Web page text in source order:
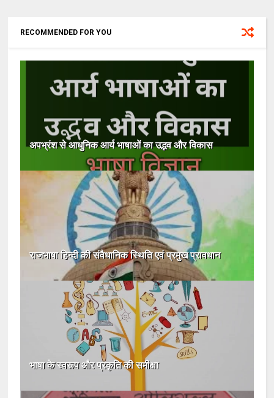
RECOMMENDED FOR YOU
अपभ्रंश से आधुनिक आर्य भाषाओं का उद्भव और विकास
राजभाषा हिन्दी की संवैधानिक स्थिति एवं प्रमुख प्रावधान
भाषा के स्वरूप और प्रकृति की समीक्षा